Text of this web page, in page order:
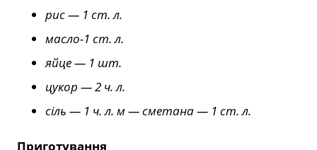
рис — 1 ст. л.
масло-1 ст. л.
яйце — 1 шт.
цукор — 2 ч. л.
сіль — 1 ч. л. м — сметана — 1 ст. л.
Приготування